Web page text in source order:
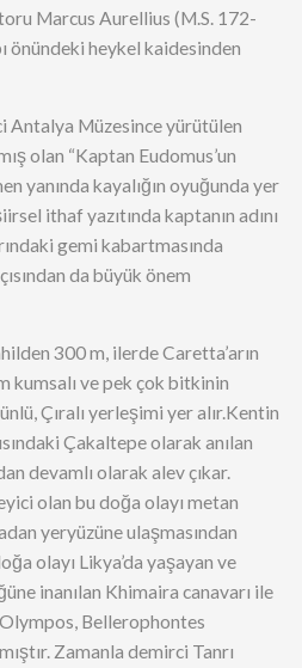
Marcus Aurellius (M.S. 172-
önündeki heykel kaidesinden
Antalya Müzesince yürütülen
olan “Kaptan Eudomus’un
yanında kayalığın oyuğunda yer
ithaf yazıtında kaptanın adını
gemi kabartmasında
da büyük önem
300 m, ilerde Caretta’arın
kumsalı ve pek çok bitkinin
Çıralı yerleşimi yer alır.Kentin
Çakaltepe olarak anılan
devamlı olarak alev çıkar.
olan bu doğa olayı metan
yeryüzüne ulaşmasından
olayı Likya’da yaşayan ve
inanılan Khimaira canavarı ile
Bellerophontes
Zamanla demirci Tanrı